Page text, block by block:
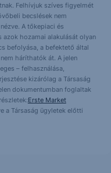
Felhívjuk szíves figyelmét
becslések nem
A tőkepiaci és
azok hozamai alakulását olyan
befolyása, a befektető által
háríthatók át. A jelen
– felhasználása,
kizárólag a Társaság
dokumentumban foglaltak
Erste Market
a Társaság ügyletek előtti